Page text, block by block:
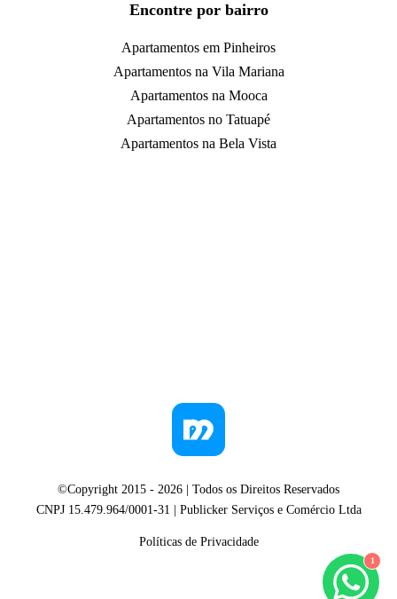
1
Encontre por bairro
Apartamentos em Pinheiros
Apartamentos na Vila Mariana
Apartamentos na Mooca
Apartamentos no Tatuapé
Apartamentos na Bela Vista
©Copyright 2015 - 2026 | Todos os Direitos Reservados
CNPJ 15.479.964/0001-31 | Publicker Serviços e Comércio Ltda
Políticas de Privacidade